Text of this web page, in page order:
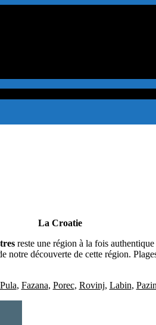
La Croatie
reste une région à la fois
découverte de cette région.
Pula, Fazana, Porec, Rovinj, Labin, Pazin